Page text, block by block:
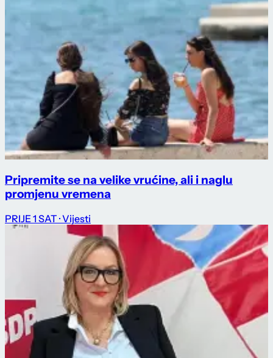
Pripremite se na velike vrućine, ali i naglu
promjenu vremena
PRIJE 1 SAT · Vijesti